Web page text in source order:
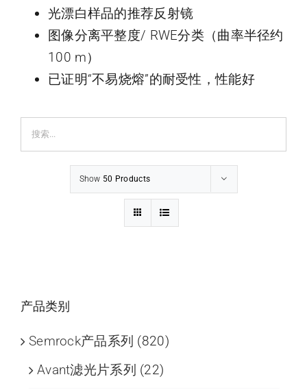
光漂白样品的推荐反射镜
图像分离平整度/ RWE分类（曲率半径约
100 m）
已证明“不易烧熔”的耐受性，性能好
Show 50 Products
产品类别
Semrock产品系列 (820)
Avant滤光片系列 (22)